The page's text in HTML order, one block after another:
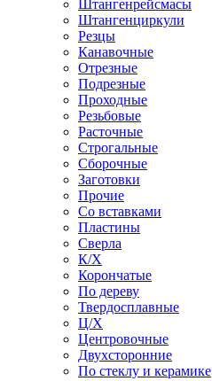
Штангенрейсмасы
Штангенциркули
Резцы
Канавочные
Отрезные
Подрезные
Проходные
Резьбовые
Расточные
Строгальные
Сборочные
Заготовки
Прочие
Со вставками
Пластины
Сверла
К/Х
Корончатые
По дереву
Твердосплавные
Ц/Х
Центровочные
Двухсторонние
По стеклу и керамике